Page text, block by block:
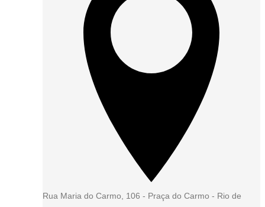
Rua Maria do Carmo, 106 - Praça do Carmo - Rio de